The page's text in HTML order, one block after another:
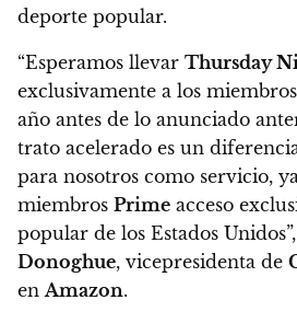
deporte popular.
“Esperamos llevar Thursday
exclusivamente a los miembros
año antes de lo anunciado
trato acelerado es un
para nosotros como servicio,
miembros Prime acceso
popular de los Estados Unidos”
Donoghue, vicepresidenta de
en Amazon.